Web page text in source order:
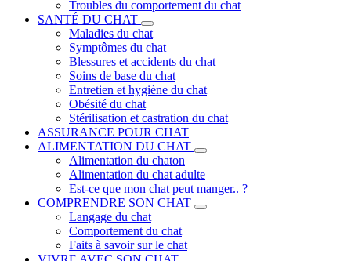
Troubles du comportement du chat
SANTÉ DU CHAT
Maladies du chat
Symptômes du chat
Blessures et accidents du chat
Soins de base du chat
Entretien et hygiène du chat
Obésité du chat
Stérilisation et castration du chat
ASSURANCE POUR CHAT
ALIMENTATION DU CHAT
Alimentation du chaton
Alimentation du chat adulte
Est-ce que mon chat peut manger.. ?
COMPRENDRE SON CHAT
Langage du chat
Comportement du chat
Faits à savoir sur le chat